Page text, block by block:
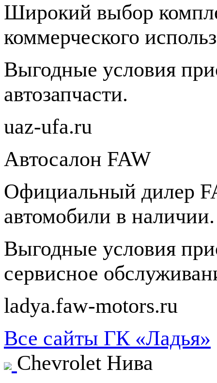
Широкий выбор
коммерческого
Выгодные условия
автозапчасти.
uaz-ufa.ru
Автосалон FAW
Официальный дилер
автомобили в наличии.
Выгодные условия
сервисное
ladya.faw-motors.ru
Все сайты ГК «Ладья»
Chevrolet Нива